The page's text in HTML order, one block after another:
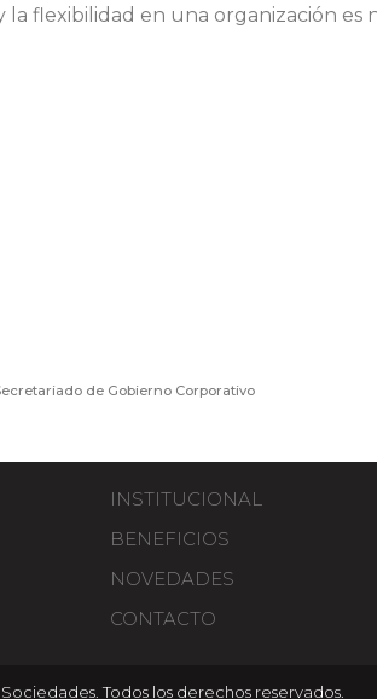
la flexibilidad en una organización es
de Gobierno Corporativo
INSTITUCIONAL
BENEFICIOS
NOVEDADES
CONTACTO
Todos los derechos reservados.